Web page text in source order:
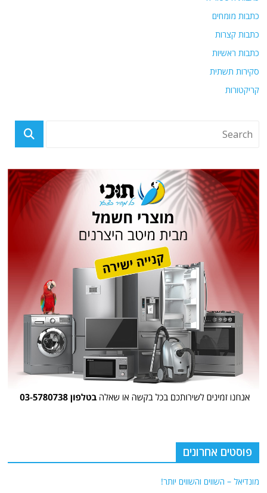
כתבות מומחים
כתבות קצרות
כתבות ראשיות
סקירות תשתית
קריקטורות
פוסטים אחרונים
מונדיאל – השווים והשווים יותר!